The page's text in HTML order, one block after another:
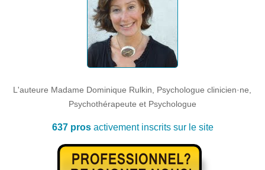
L'auteure Madame Dominique Rulkin, Psychologue clinicien·ne,
Psychothérapeute et Psychologue
637 prosactivement inscrits sur le site